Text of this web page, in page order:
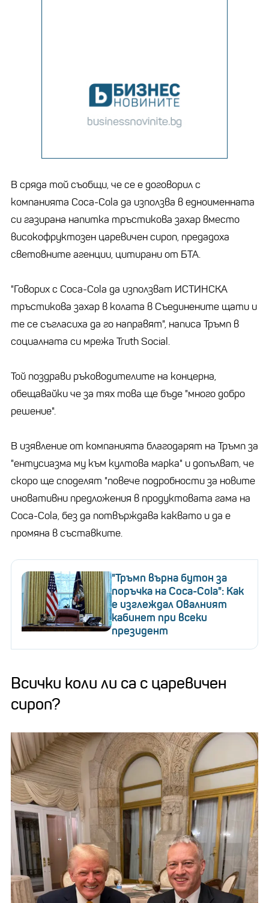
В сряда той съобщи, че се е договорил с
компанията Coca-Cola да използва в едноименната
си газирана напитка тръстикова захар вместо
високофруктозен царевичен сироп, предадоха
световните агенции, цитирани от БТА.
"Говорих с Coca-Cola да използват ИСТИНСКА
тръстикова захар в колата в Съединените щати и
те се съгласиха да го направят", написа Тръмп в
социалната си мрежа Truth Social.
Той поздрави ръководителите на концерна,
обещавайки че за тях това ще бъде "много добро
решение".
В изявление от компанията благодарят на Тръмп за
"ентусиазма му към култова марка" и допълват, че
скоро ще споделят "повече подробности за новите
иновативни предложения в продуктовата гама на
Coca-Cola, без да потвърждава каквато и да е
промяна в съставките.
"Тръмп върна бутон за
поръчка на Coca-Cola": Как
е изглеждал Овалният
кабинет при всеки
президент
Всички коли ли са с царевичен
сироп?